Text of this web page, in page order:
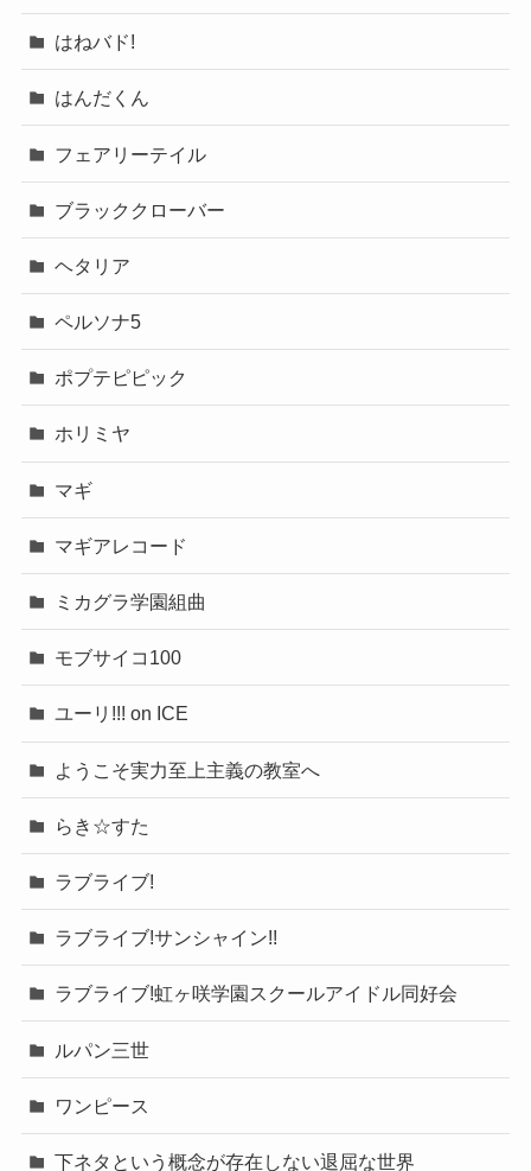
はねバド!
はんだくん
フェアリーテイル
ブラッククローバー
ヘタリア
ペルソナ5
ポプテピピック
ホリミヤ
マギ
マギアレコード
ミカグラ学園組曲
モブサイコ100
ユーリ!!! on ICE
ようこそ実力至上主義の教室へ
らき☆すた
ラブライブ!
ラブライブ!サンシャイン!!
ラブライブ!虹ヶ咲学園スクールアイドル同好会
ルパン三世
ワンピース
下ネタという概念が存在しない退屈な世界